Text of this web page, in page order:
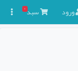
ورود سبد۰